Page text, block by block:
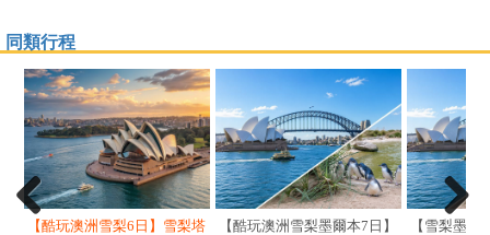
同類行程
【酷玩澳洲雪梨6日】雪梨塔
【酷玩澳洲雪梨墨爾本7日】
【雪梨墨